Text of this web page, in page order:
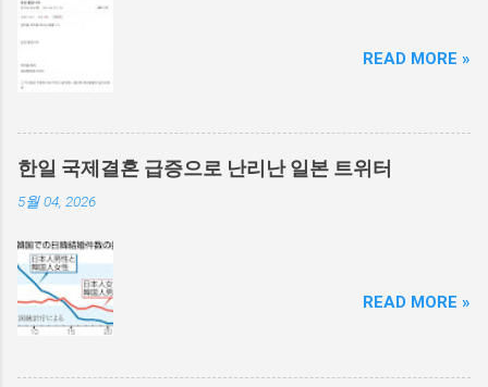
READ MORE »
한일 국제결혼 급증으로 난리난 일본 트위터
5월 04, 2026
READ MORE »